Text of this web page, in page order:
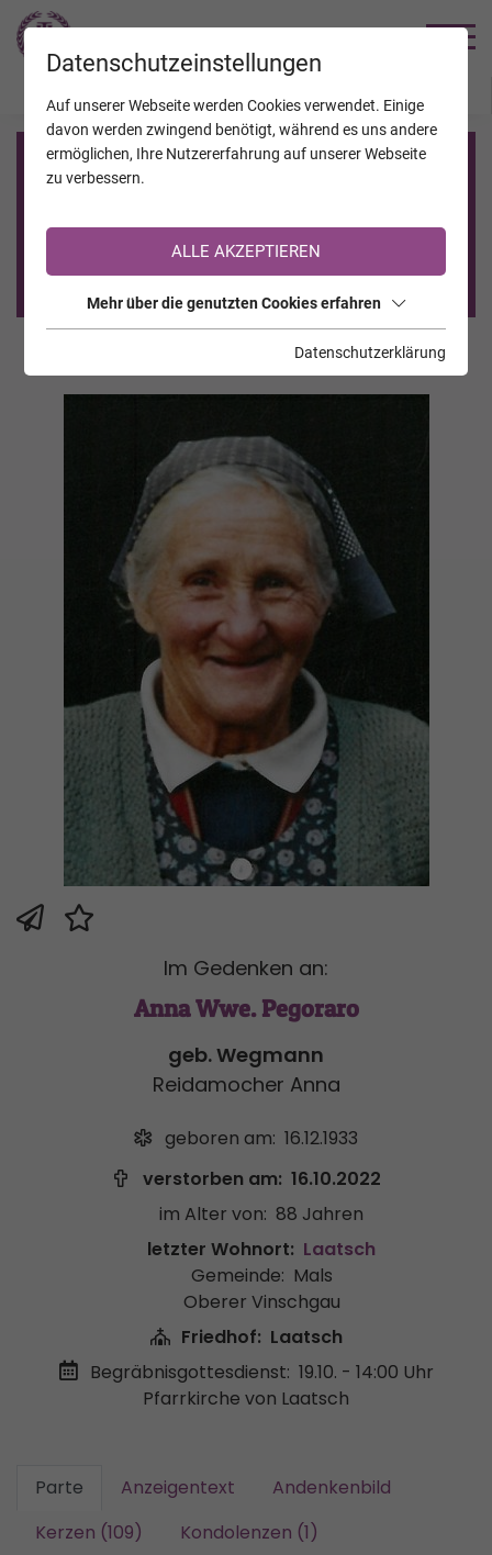
Registrierung auf TrauerHilfe.it
Sie sind noch nicht auf TrauerHilfe.it registriert?
>> zur kostenlosen Registrierung <<
Im Gedenken an:
Anna Wwe. Pegoraro
geb. Wegmann
Reidamocher Anna
geboren am: 16.12.1933
verstorben am: 16.10.2022
im Alter von: 88 Jahren
letzter Wohnort: Laatsch
Gemeinde: Mals
Oberer Vinschgau
Friedhof: Laatsch
Begräbnisgottesdienst: 19.10. - 14:00 Uhr
Pfarrkirche von Laatsch
Parte Anzeigentext
Andenkenbild
Kerzen (109)
Kondolenzen (1)
Datenschutzeinstellungen
Auf unserer Webseite werden Cookies verwendet. Einige
davon werden zwingend benötigt, während es uns andere
ermöglichen, Ihre Nutzererfahrung auf unserer Webseite
zu verbessern.
ALLE AKZEPTIEREN
Mehr über die genutzten Cookies erfahren
Datenschutzerklärung
JAHRESTAGE KALENDER VERSTORBENE